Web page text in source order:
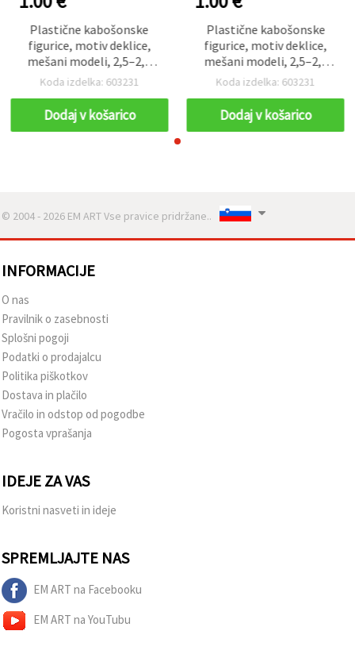
Plastične kabošonske
figurice, motiv deklice,
mešani modeli, 2,5–2,6
cm, komplet 5 kosov
Koda izdelka: 603231
Dodaj v košarico
Plastične kabošonske
figurice, motiv deklice,
mešani modeli, 2,5–2,6
cm, komplet 5 kosov
Koda izdelka: 603231
Dodaj v košarico
© 2004 - 2026 EM ART Vse pravice pridržane..
INFORMACIJE
O nas
Pravilnik o zasebnosti
Splošni pogoji
Podatki o prodajalcu
Politika piškotkov
Dostava in plačilo
Vračilo in odstop od pogodbe
Pogosta vprašanja
IDEJE ZA VAS
Koristni nasveti in ideje
SPREMLJAJTE NAS
EM ART na Facebooku
EM ART na YouTubu